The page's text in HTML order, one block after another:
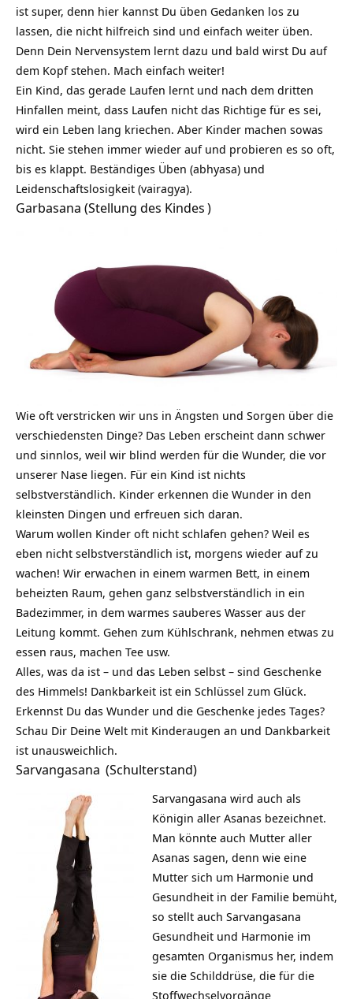
ist super, denn hier kannst Du üben Gedanken los zu
lassen, die nicht hilfreich sind und einfach weiter üben.
Denn Dein Nervensystem lernt dazu und bald wirst Du auf
dem Kopf stehen. Mach einfach weiter!
Ein Kind, das gerade Laufen lernt und nach dem dritten
Hinfallen meint, dass Laufen nicht das Richtige für es sei,
wird ein Leben lang kriechen. Aber Kinder machen sowas
nicht. Sie stehen immer wieder auf und probieren es so oft,
bis es klappt. Beständiges Üben (abhyasa) und
Leidenschaftslosigkeit (vairagya).
Garbasana (Stellung des Kindes)
Wie oft verstricken wir uns in Ängsten und Sorgen über die
verschiedensten Dinge? Das Leben erscheint dann schwer
und sinnlos, weil wir blind werden für die Wunder, die vor
unserer Nase liegen. Für ein Kind ist nichts
selbstverständlich. Kinder erkennen die Wunder in den
kleinsten Dingen und erfreuen sich daran.
Warum wollen Kinder oft nicht schlafen gehen? Weil es
eben nicht selbstverständlich ist, morgens wieder auf zu
wachen! Wir erwachen in einem warmen Bett, in einem
beheizten Raum, gehen ganz selbstverständlich in ein
Badezimmer, in dem warmes sauberes Wasser aus der
Leitung kommt. Gehen zum Kühlschrank, nehmen etwas zu
essen raus, machen Tee usw.
Alles, was da ist – und das Leben selbst – sind Geschenke
des Himmels! Dankbarkeit ist ein Schlüssel zum Glück.
Erkennst Du das Wunder und die Geschenke jedes Tages?
Schau Dir Deine Welt mit Kinderaugen an und Dankbarkeit
ist unausweichlich.
Sarvangasana (Schulterstand)
Sarvangasana wird auch als
Königin aller Asanas bezeichnet.
Man könnte auch Mutter aller
Asanas sagen, denn wie eine
Mutter sich um Harmonie und
Gesundheit in der Familie bemüht,
so stellt auch Sarvangasana
Gesundheit und Harmonie im
gesamten Organismus her, indem
sie die Schilddrüse, die für die
Stoffwechselvorgänge